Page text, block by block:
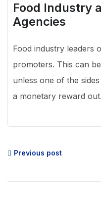
Food Industry
Agencies
Food industry leaders
promoters. This can
unless one of the
a monetary reward
Previous post